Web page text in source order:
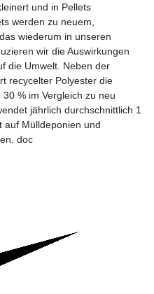
und in Pellets
werden zu neuem,
wiederum in unseren
wir die Auswirkungen
die Umwelt. Neben der
recycelter Polyester die
% im Vergleich zu neu
jährlich durchschnittlich 1
auf Mülldeponien und
doc